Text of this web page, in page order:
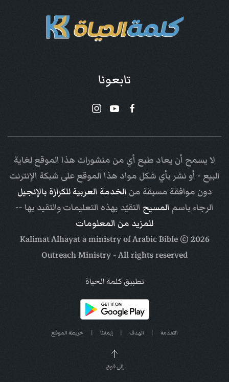
تابعونا
لا يسمح أن يعاد طبع أي من منشورات هذا الموقع لغاية
البيع - أو نشر بأي شكل مواد هذا الموقع على شبكة الإنترنت
دون موافقة مسبقة من الخدمة العربية للكرازة بالإنجيل
الرجاء باسم المسيح التقيّد بهذه التعليمات والتقيد بها --
للمزيد من المعلومات
2026
© Kalimat Alhayat a ministry of
Arabic Bible
Outreach Ministry- All rights reserved
تطبيق كلمة الحياة
التقدمة | الهدف | إيماننا | خريطة الموقع
إلى فوق